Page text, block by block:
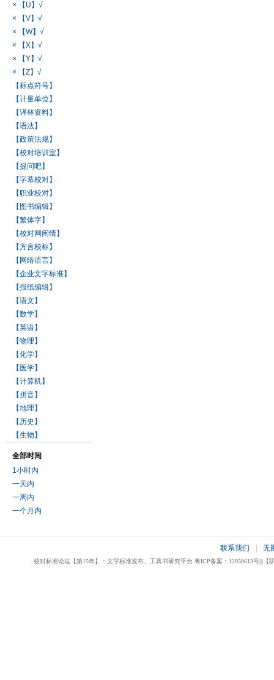
× 【U】√
× 【V】√
× 【W】√
× 【X】√
× 【Y】√
× 【Z】√
【标点符号】
【计量单位】
【译林资料】
【语法】
【政策法规】
【校对培训室】
【提问吧】
【字幕校对】
【职业校对】
【图书编辑】
【繁体字】
【校对网闲情】
【方言校标】
【网络语言】
【企业文字标准】
【报纸编辑】
【语文】
【数学】
【英语】
【物理】
【化学】
【医学】
【计算机】
【拼音】
【地理】
【历史】
【生物】
全部时间
1小时内
一天内
一周内
一个月内
联系我们 无
校对标准论坛【第15年】：文字标准发布、工具书研究平台 粤ICP备案：12050613号|||【